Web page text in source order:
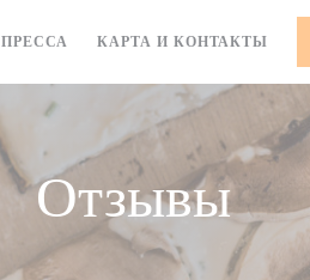
ПРЕССА КАРТА И КОНТАКТЫ
Отзывы